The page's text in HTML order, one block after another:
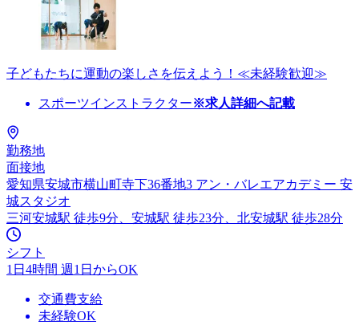
子どもたちに運動の楽しさを伝えよう！≪未経験歓迎≫
スポーツインストラクター※求人詳細へ記載
勤務地
面接地
愛知県安城市横山町寺下36番地3 アン・バレエアカデミー 安
城スタジオ
三河安城駅 徒歩9分、安城駅 徒歩23分、北安城駅 徒歩28分
シフト
1日4時間 週1日からOK
交通費支給
未経験OK